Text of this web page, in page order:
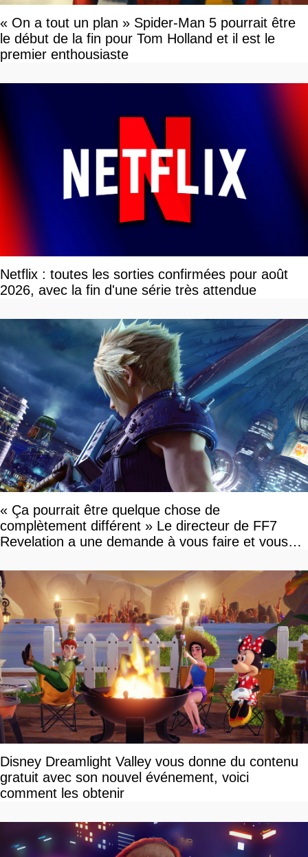
« On a tout un plan » Spider-Man 5 pourrait être
le début de la fin pour Tom Holland et il est le
premier enthousiaste
Netflix : toutes les sorties confirmées pour août
2026, avec la fin d'une série très attendue
« Ça pourrait être quelque chose de
complètement différent » Le directeur de FF7
Revelation a une demande à vous faire et vous
Disney Dreamlight Valley vous donne du contenu
gratuit avec son nouvel événement, voici
comment les obtenir